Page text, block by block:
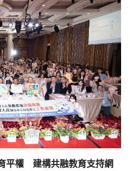
平權 建構共融教育支持網